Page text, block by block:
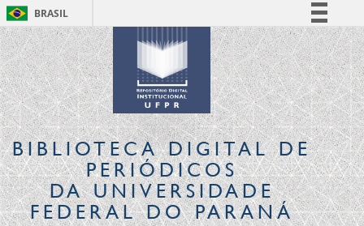
BRASIL
Simplifique!
Comunica BR
Participe
Acesso à informação
Legislação
Canais
BIBLIOTECA DIGITALDE
PERIÓDICOS
DA UNIVERSIDADE
FEDERAL DO PARANÁ